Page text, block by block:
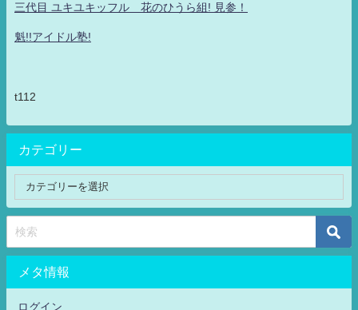
三代目 ユキユキッフル 花のひうら組! 見参！
魁!!アイドル塾!
t112
カテゴリー
メタ情報
ログイン